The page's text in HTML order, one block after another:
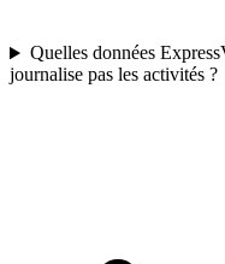
Quelles données
journalise pas les activités ?